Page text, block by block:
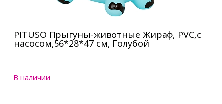
PITUSO Прыгуны-животные Жираф, PVC,с
насосом,56*28*47 см, Голубой
В наличии